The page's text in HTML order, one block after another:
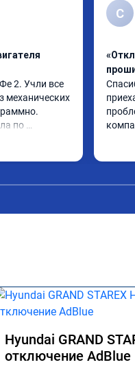
2. Учли все
механических
по
Спасибо
С
Hyundai GRAND
отключение AdBlue